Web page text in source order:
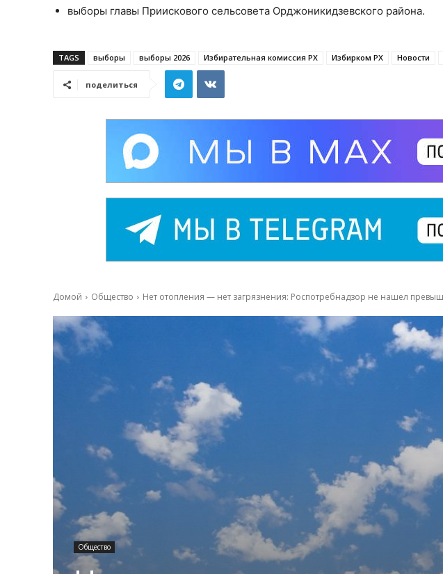
выборы главы Приискового сельсовета Орджоникидзевского района.
TAGS выборы выборы 2026 Избирательная комиссия РХ Избирком РХ Новости
поделиться